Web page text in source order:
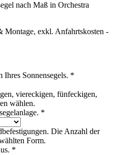
nach Maß in Orchestra
exkl. Anfahrtskosten -
Ihres Sonnensegels. *
viereckigen, fünfeckigen,
wählen.
*
Die Anzahl der
Form.
*